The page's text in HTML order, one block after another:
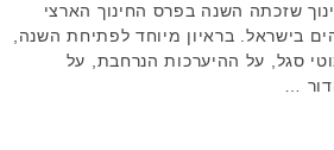
שזכתה השנה בפרס החינוך הארצי
בישראל. בראיון מיוחד לפתיחת השנה,
סגל, על ההיערכות הנרחבת, על
…